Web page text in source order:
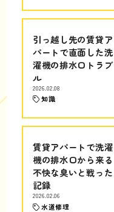
引っ越し先の賃貸ア
パートで直面した洗
濯機の排水口トラブ
ル
2026.02.08
知識
賃貸アパートで洗濯
機の排水口から来る
不快な臭いと戦った
記録
2026.02.06
水道修理